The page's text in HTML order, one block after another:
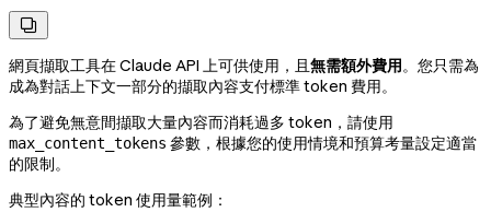

網頁擷取工具在 Claude API 上可供使用，且無需額外費用。您只需為
成為對話上下文一部分的擷取內容支付標準 token 費用。
為了避免無意間擷取大量內容而消耗過多 token，請使用
max_content_tokens 參數，根據您的使用情境和預算考量設定適當
的限制。
典型內容的 token 使用量範例：